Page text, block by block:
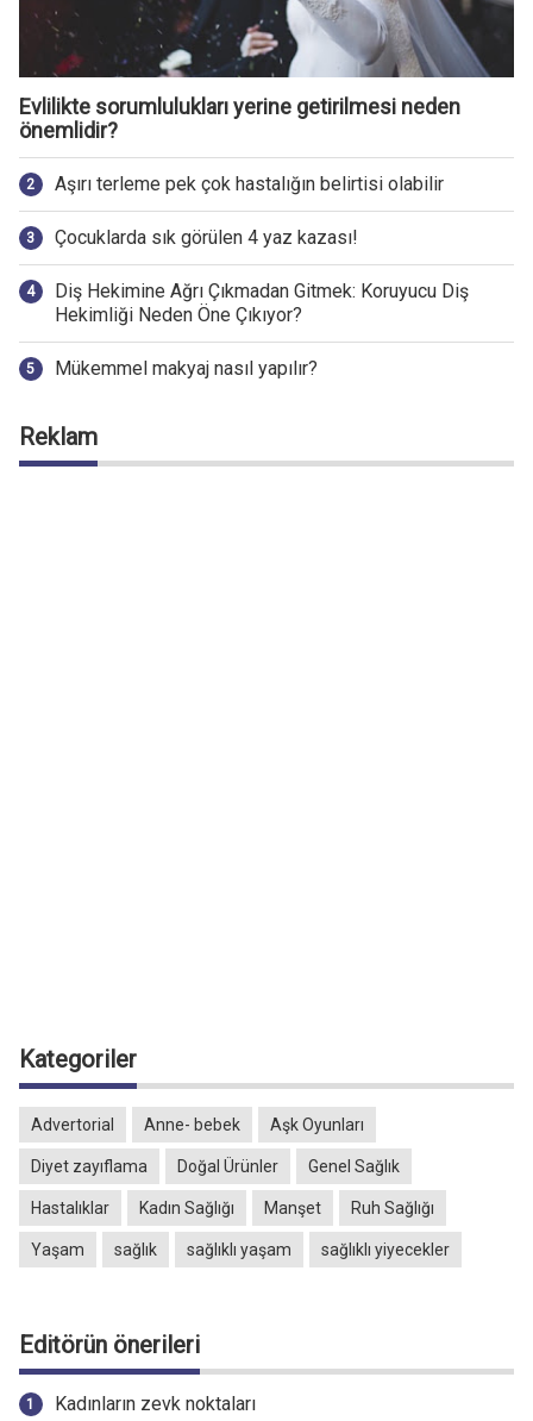
Evlilikte sorumlulukları yerine getirilmesi neden
önemlidir?
Aşırı terleme pek çok hastalığın belirtisi olabilir
Çocuklarda sık görülen 4 yaz kazası!
Diş Hekimine Ağrı Çıkmadan Gitmek: Koruyucu Diş
Hekimliği Neden Öne Çıkıyor?
Mükemmel makyaj nasıl yapılır?
Reklam
Kategoriler
Advertorial Anne- bebek Aşk Oyunları
Diyet zayıflama Doğal Ürünler Genel Sağlık
Hastalıklar Kadın Sağlığı Manşet Ruh Sağlığı
Yaşam sağlık sağlıklı yaşam sağlıklı yiyecekler
Editörün önerileri
Kadınların zevk noktaları